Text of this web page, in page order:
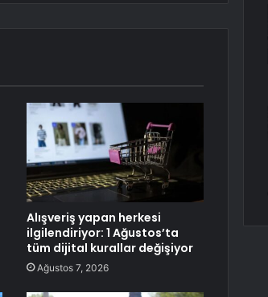
Alışveriş yapan herkesi
ilgilendiriyor: 1 Ağustos’ta
tüm dijital kurallar değişiyor
Ağustos 7, 2026